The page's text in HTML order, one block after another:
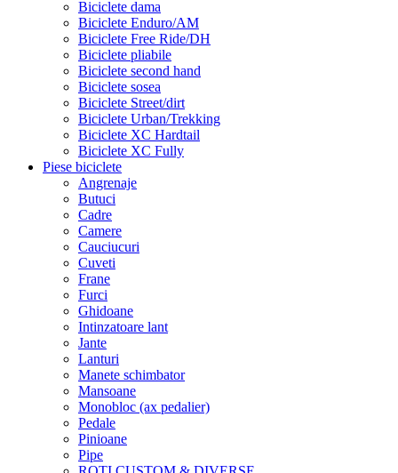
Biciclete dama
Biciclete Enduro/AM
Biciclete Free Ride/DH
Biciclete pliabile
Biciclete second hand
Biciclete sosea
Biciclete Street/dirt
Biciclete Urban/Trekking
Biciclete XC Hardtail
Biciclete XC Fully
Piese biciclete
Angrenaje
Butuci
Cadre
Camere
Cauciucuri
Cuveti
Frane
Furci
Ghidoane
Intinzatoare lant
Jante
Lanturi
Manete schimbator
Mansoane
Monobloc (ax pedalier)
Pedale
Pinioane
Pipe